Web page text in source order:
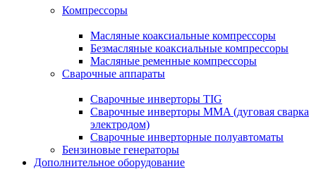
Компрессоры
Масляные коаксиальные компрессоры
Безмасляные коаксиальные компрессоры
Масляные ременные компрессоры
Сварочные аппараты
Сварочные инверторы TIG
Сварочные инверторы MMA (дуговая сварка
электродом)
Сварочные инверторные полуавтоматы
Бензиновые генераторы
Дополнительное оборудование